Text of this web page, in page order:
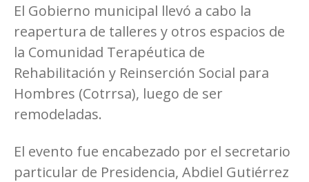
El Gobierno municipal llevó a cabo la
reapertura de talleres y otros espacios de
la Comunidad Terapéutica de
Rehabilitación y Reinserción Social para
Hombres (Cotrrsa), luego de ser
remodeladas.
El evento fue encabezado por el secretario
particular de Presidencia, Abdiel Gutiérrez